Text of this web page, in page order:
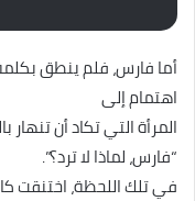
أما فارس، فلم ينطق
اهتمام إلى
المرأة التي تكاد أن تنهار
“فارس، لماذا لا ترد؟”.
في تلك اللحظة، اختنقت